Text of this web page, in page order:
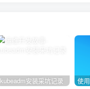
kubeadm安装采坑记录